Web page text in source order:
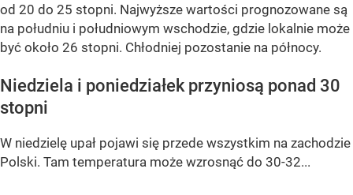
od 20 do 25 stopni. Najwyższe wartości prognozowane są
na południu i południowym wschodzie, gdzie lokalnie może
być około 26 stopni. Chłodniej pozostanie na północy.
Niedziela i poniedziałek przyniosą ponad 30
stopni
W niedzielę upał pojawi się przede wszystkim na zachodzie
Polski. Tam temperatura może wzrosnąć do 30-32...